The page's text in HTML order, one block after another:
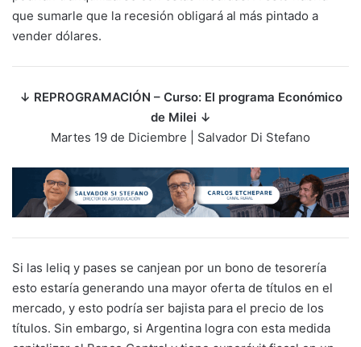
que sumarle que la recesión obligará al más pintado a
vender dólares.
↓ REPROGRAMACIÓN – Curso: El programa Económico
de Milei ↓
Martes 19 de Diciembre | Salvador Di Stefano
Si las leliq y pases se canjean por un bono de tesorería
esto estaría generando una mayor oferta de títulos en el
mercado, y esto podría ser bajista para el precio de los
títulos. Sin embargo, si Argentina logra con esta medida